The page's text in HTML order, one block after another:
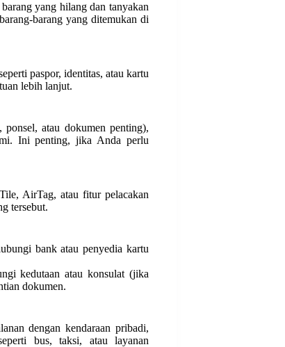
yang hilang dan tanyakan
barang yang ditemukan di
paspor, identitas, atau kartu
lebih lanjut.
ponsel, atau dokumen penting),
Ini penting, jika Anda perlu
AirTag, atau fitur pelacakan
tersebut.
bank atau penyedia kartu
kedutaan atau konsulat (jika
dokumen.
dengan kendaraan pribadi,
bus, taksi, atau layanan